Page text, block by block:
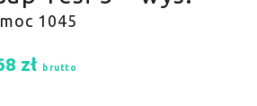
1045
zł brutto